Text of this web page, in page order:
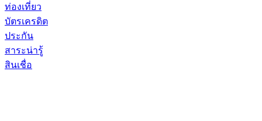
ท่องเที่ยว
บัตรเครดิต
ประกัน
สาระน่ารู้
สินเชื่อ